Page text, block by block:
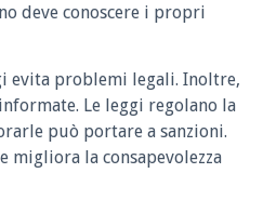
deve conoscere i propri
evita problemi legali. Inoltre,
Le leggi regolano la
può portare a sanzioni.
la consapevolezza